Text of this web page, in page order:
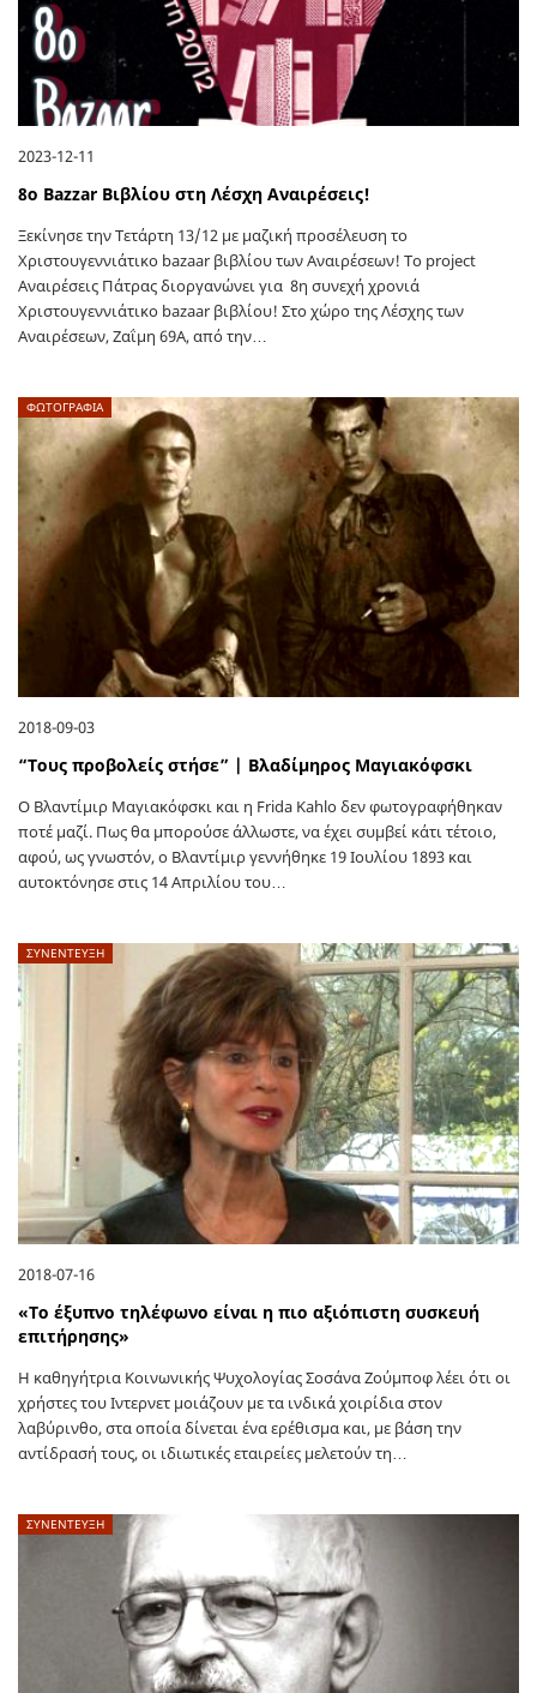
2023-12-11
8ο Bazzar Βιβλίου στη Λέσχη Αναιρέσεις!
Ξεκίνησε την Τετάρτη 13/12 με μαζική προσέλευση το
Χριστουγεννιάτικο bazaar βιβλίου των Αναιρέσεων! Το project
Αναιρέσεις Πάτρας διοργανώνει για 8η συνεχή χρονιά
Χριστουγεννιάτικο bazaar βιβλίου! Στο χώρο της Λέσχης των
Αναιρέσεων, Ζαΐμη 69Α, από την…
ΦΩΤΟΓΡΑΦΙΑ
2018-09-03
“Τους προβολείς στήσε” | Βλαδίμηρος Μαγιακόφσκι
Ο Βλαντίμιρ Μαγιακόφσκι και η Frida Kahlo δεν φωτογραφήθηκαν
ποτέ μαζί. Πως θα μπορούσε άλλωστε, να έχει συμβεί κάτι τέτοιο,
αφού, ως γνωστόν, ο Βλαντίμιρ γεννήθηκε 19 Ιουλίου 1893 και
αυτοκτόνησε στις 14 Απριλίου του…
ΣΥΝΕΝΤΕΥΞΗ
2018-07-16
«Το έξυπνο τηλέφωνο είναι η πιο αξιόπιστη συσκευή
επιτήρησης»
Η καθηγήτρια Κοινωνικής Ψυχολογίας Σοσάνα Ζούμποφ λέει ότι οι
χρήστες του Ιντερνετ μοιάζουν με τα ινδικά χοιρίδια στον
λαβύρινθο, στα οποία δίνεται ένα ερέθισμα και, με βάση την
αντίδρασή τους, οι ιδιωτικές εταιρείες μελετούν τη…
ΣΥΝΕΝΤΕΥΞΗ